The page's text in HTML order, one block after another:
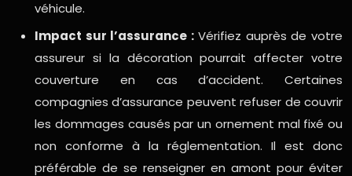
véhicule.
Impact sur l’assurance : Vérifiez auprès de votre
assureur si la décoration pourrait affecter votre
couverture en cas d’accident. Certaines
compagnies d’assurance peuvent refuser de couvrir
les dommages causés par un ornement mal fixé ou
non conforme à la réglementation. Il est donc
préférable de se renseigner en amont pour éviter